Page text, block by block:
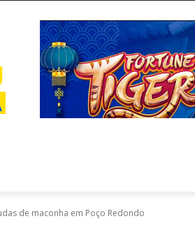
de maconha em Poço Redondo